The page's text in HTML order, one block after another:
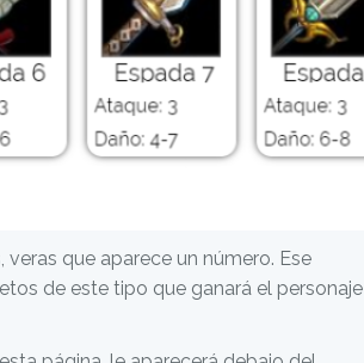
que aparece un número. Ese
de este tipo que ganará el personaje